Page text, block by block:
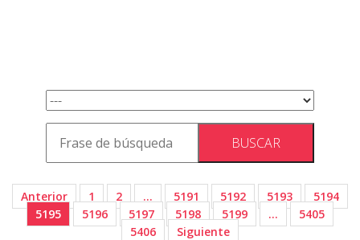
Anterior 1 2 … 5191 5192 5193
5194
5195
5196 5197 5198 5199 …
5405
5406
Siguiente